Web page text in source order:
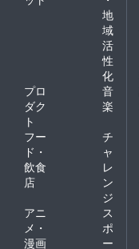
地
域
活
性
化
プロ
ダク
ト
音
楽
フー
ド・
飲食
店
チ
ャ
レ
ン
ジ
アニ
メ・
漫画
ス
ポ
ー